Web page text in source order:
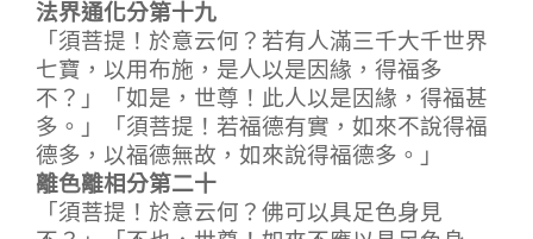
法界通化分第十九
「須菩提！於意云何？若有人滿三千大千世界
七寶，以用布施，是人以是因緣，得福多
不？」「如是，世尊！此人以是因緣，得福甚
多。」「須菩提！若福德有實，如來不說得福
德多，以福德無故，如來說得福德多。」
離色離相分第二十
「須菩提！於意云何？佛可以具足色身見